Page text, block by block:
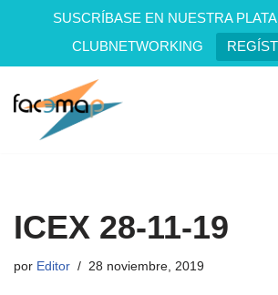
SUSCRÍBASE EN NUESTRA
CLUBNETWORKING
Saltar
ICEX 28-11-19
por Editor 28 noviembre, 2019